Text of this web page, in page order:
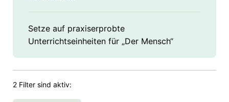
Setze auf praxiserprobte
Unterrichtseinheiten für „Der Mensch“
2 Filter sind aktiv: